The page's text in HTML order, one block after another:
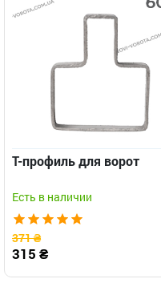
Т-профиль для ворот
Есть в наличии
371 ₴
315 ₴